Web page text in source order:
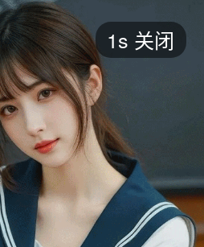
短剧
评分
甜宠 逆袭 玄幻
2024 2023 2022
台湾 美国 韩国 日本
1s 关闭